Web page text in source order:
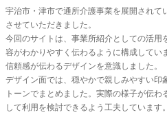
宇治市・津市で通所介護事業を展開されて
させていただきました。
今回のサイトは、事業所紹介としての活
容がわかりやすく伝わるように構成してい
信頼感が伝わるデザインを意識しました。
デザイン面では、穏やかで親しみやすい
トーンでまとめました。実際の様子が伝
して利用を検討できるよう工夫しています。